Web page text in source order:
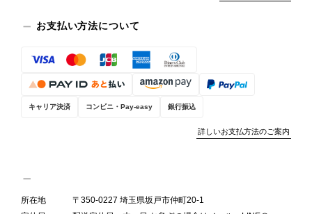
お支払い方法について
キャリア決済 コンビニ・Pay-easy 銀行振込
詳しいお支払方法のご案内
所在地
〒350-0227 埼玉県坂戸市仲町20-1